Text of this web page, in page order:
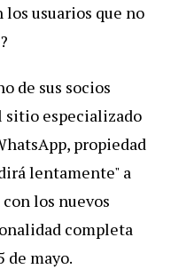
usuarios que no
de sus socios
sitio especializado
propiedad
lentamente" a
los nuevos
completa
de mayo.